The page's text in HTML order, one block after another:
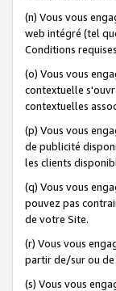
(n) Vous vous
web intégré (tel
Conditions
(o) Vous vous
contextuelle
contextuelles
(p) Vous vous
de publicité
les clients
(q) Vous vous
pouvez pas
de votre Site.
(r) Vous vous
partir de/sur ou
(s) Vous vous